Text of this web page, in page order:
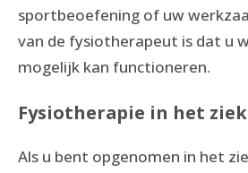
sportbeoefening of uw
van de fysiotherapeut is dat u
mogelijk kan functioneren.
Fysiotherapie in het
Als u bent opgenomen in het